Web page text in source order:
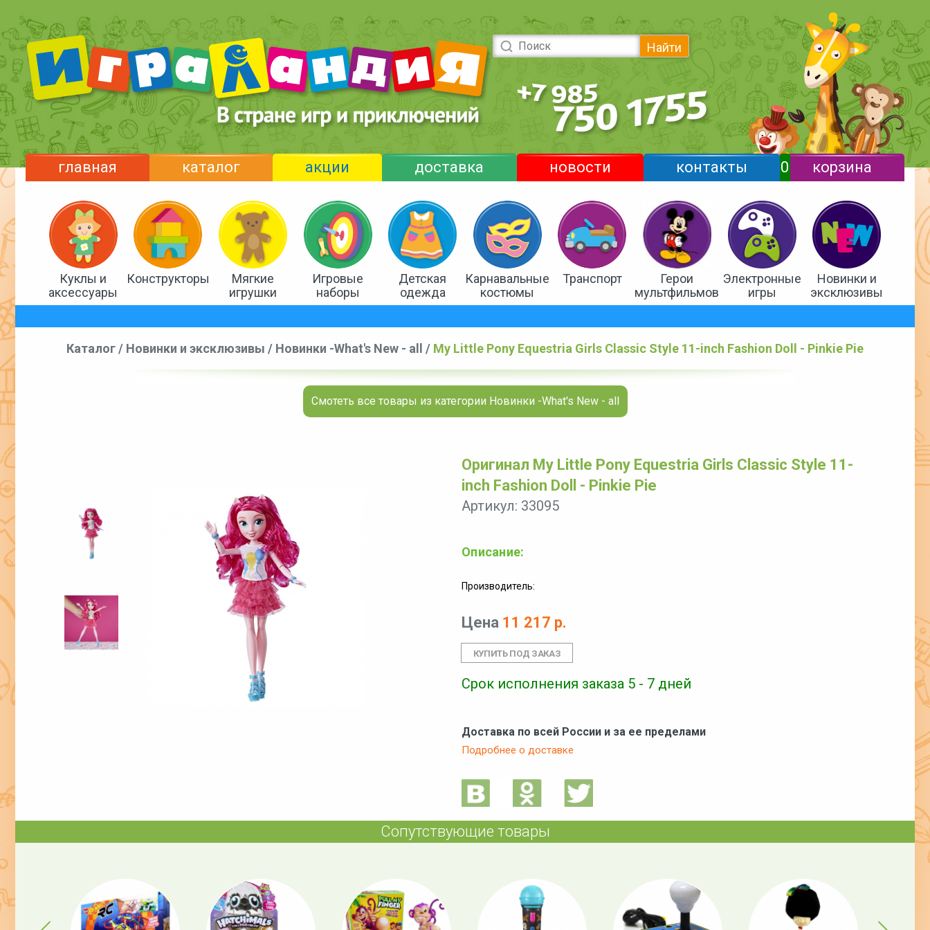
Найти
главная каталог акции доставка новости контакты 0 корзина
Куклы и
аксессуары
Конструкторы
Мягкие
игрушки
Игровые
наборы
Детская
одежда
Карнавальные
костюмы
Транспорт
Герои
мультфильмов
Электронные
игры
Новинки и
эксклюзивы
Каталог / Новинки и эксклюзивы / Новинки -What's New - all / My Little Pony Equestria Girls Classic Style 11-inch Fashion Doll - Pinkie Pie
Смотеть все товары из категории Новинки -What's New - all
Оригинал My Little Pony Equestria Girls Classic Style 11-
inch Fashion Doll - Pinkie Pie
Артикул: 33095
Описание:
Производитель:
Цена 11 217 р.
Срок исполнения заказа 5 - 7 дней
Доставка по всей России и за ее пределами
Подробнее о доставке
Сопутствующие товары